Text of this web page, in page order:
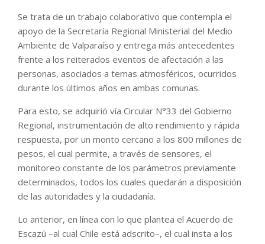
Se trata de un trabajo colaborativo que contempla el
apoyo de la Secretaría Regional Ministerial del Medio
Ambiente de Valparaíso y entrega más antecedentes
frente a los reiterados eventos de afectación a las
personas, asociados a temas atmosféricos, ocurridos
durante los últimos años en ambas comunas.
Para esto, se adquirió vía Circular N°33 del Gobierno
Regional, instrumentación de alto rendimiento y rápida
respuesta, por un monto cercano a los 800 millones de
pesos, el cual permite, a través de sensores, el
monitoreo constante de los parámetros previamente
determinados, todos los cuales quedarán a disposición
de las autoridades y la ciudadanía.
Lo anterior, en línea con lo que plantea el Acuerdo de
Escazú –al cual Chile está adscrito–, el cual insta a los